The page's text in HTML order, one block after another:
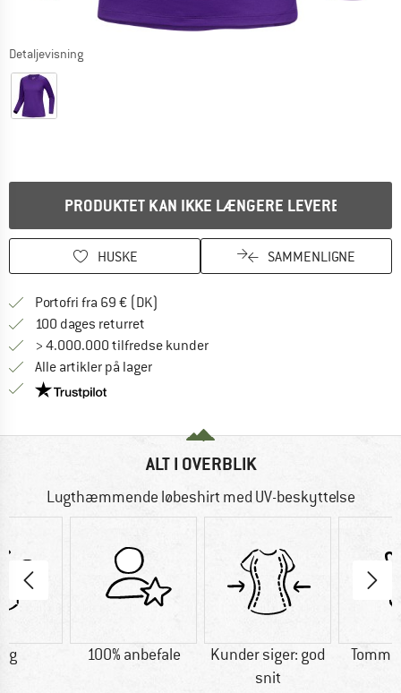
Detaljevisning
PRODUKTET KAN IKKE LÆNGERE LEVERES
HUSKE SAMMENLIGNE
Portofri fra 69 € (DK)
100 dages returret
> 4.000.000 tilfredse kunder
Alle artikler på lager
Vi er Trustpilot-certificeret - oplysningerne får du
ALT I OVERBLIK
Lugthæmmende løbeshirt med UV-beskyttelse
g 100% anbefale
Kunder siger: god
snit